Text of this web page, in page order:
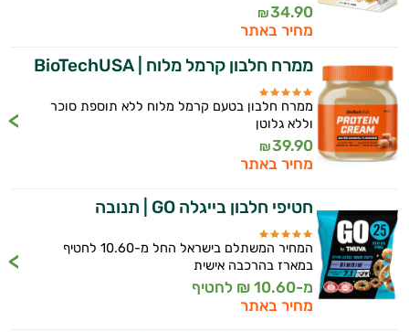
34.90
₪
מחיר באתר
ממרח חלבון קרמל מלוח | BioTechUSA
ממרח חלבון בטעם קרמל מלוח ללא תוספת סוכר
וללא גלוטן
39.90
₪
מחיר באתר
חטיפי חלבון בייגלה GO | תנובה
המחיר המשתלם בישראל החל מ-10.60 לחטיף
במארז בהרכבה אישית
מ-10.60 ₪ לחטיף
מחיר באתר